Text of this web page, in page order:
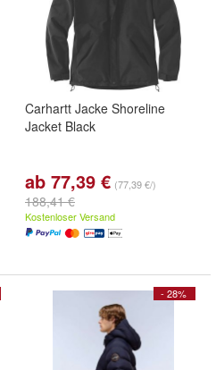
Carhartt Jacke Shoreline
Jacket Black
ab 77,39 € (77,39 €/)
188,41 €
Kostenloser Versand
- 28%